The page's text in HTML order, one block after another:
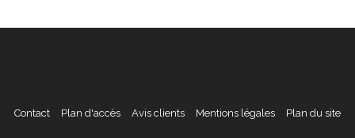
Contact Plan d'accès Avis clients Mentions légales Plan du site